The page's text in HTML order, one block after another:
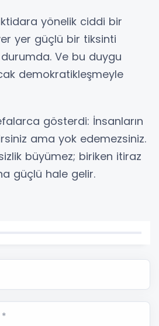
yönelik ciddi bir
yer güçlü bir tiksinti
Ve bu duygu
demokratikleşmeyle
gösterdi: İnsanların
ama yok edemezsiniz.
büyümez; biriken itiraz
güçlü hale gelir.